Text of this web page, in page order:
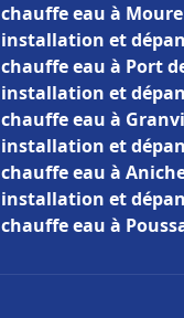
chauffe eau à
installation et
chauffe eau à Port
installation et
chauffe eau à
installation et
chauffe eau à
installation et
chauffe eau à